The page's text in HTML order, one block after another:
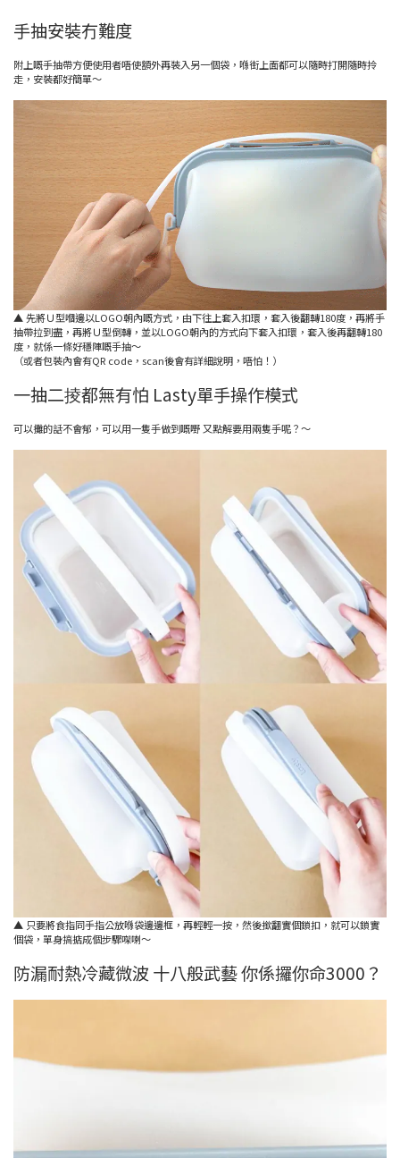
手抽安裝冇難度
附上嘅手抽帶方便使用者唔使額外再裝入另一個袋，喺街上面都可以隨時打開隨時拎
走，安裝都好簡單～
▲ 先將Ｕ型嗰邊以LOGO朝內嘅方式，由下往上套入扣環，套入後翻轉180度，再將手
抽帶拉到盡，再將Ｕ型倒轉，並以LOGO朝內的方式向下套入扣環，套入後再翻轉180
度，就係一條好穩陣嘅手抽～
（或者包裝內會有QR code，scan後會有詳細說明，唔怕！）
一抽二掕都無有怕 Lasty單手操作模式
可以攤的話不會郁，可以用一隻手做到嘅嘢 又點解要用兩隻手呢？～
▲ 只要將食指同手指公放喺袋邊邊框，再輕輕一按，然後撳翻實個鎖扣，就可以鎖實
個袋，單身搞掂成個步驟㗎喇～
防漏耐熱冷藏微波 十八般武藝 你係攞你命3000？